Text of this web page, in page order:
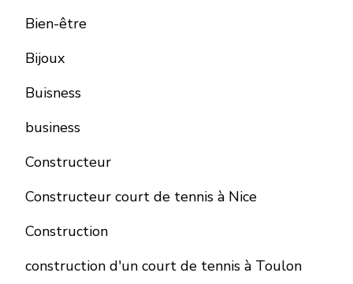
Bien-être
Bijoux
Buisness
business
Constructeur
Constructeur court de tennis à Nice
Construction
construction d'un court de tennis à Toulon